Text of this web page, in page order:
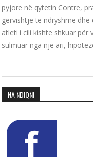
pyjore në qytetin Contre,
gërvishtje të ndryshme dhe
atleti i cili kishte shkuar
sulmuar nga një ari,
NA NDIQNI